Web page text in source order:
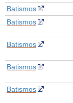
Batismos
Batismos
Batismos
Batismos
Batismos